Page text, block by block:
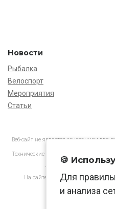
Новости
Рыбалка
Велоспорт
Мероприятия
Статьи
Веб-сайт не является основанием для
Технические характеристики товаров
АО «Нормарк» ИНН
На сайте применяются
🍪
Для
и анализа